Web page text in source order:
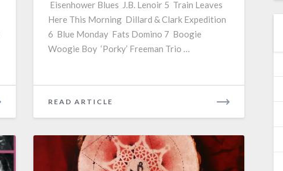
Eisenhower Blues J.B. Lenoir 5 Train Leaves
Here This Morning Dillard & Clark Expedition
6 Blue Monday Fats Domino 7 Boogie
Woogie Boy ‘Porky’ Freeman Trio …
READ ARTICLE
MORE